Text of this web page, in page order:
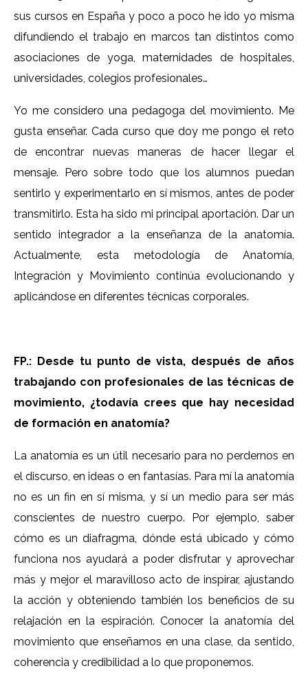
sus cursos en España y poco a poco he ido yo misma
difundiendo el trabajo en marcos tan distintos como
asociaciones de yoga, maternidades de hospitales,
universidades, colegios profesionales…
Yo me considero una pedagoga del movimiento. Me
gusta enseñar. Cada curso que doy me pongo el reto
de encontrar nuevas maneras de hacer llegar el
mensaje. Pero sobre todo que los alumnos puedan
sentirlo y experimentarlo en sí mismos, antes de poder
transmitirlo. Esta ha sido mi principal aportación. Dar un
sentido integrador a la enseñanza de la anatomía.
Actualmente, esta metodología de Anatomía,
Integración y Movimiento continúa evolucionando y
aplicándose en diferentes técnicas corporales.
FP.: Desde tu punto de vista, después de años
trabajando con profesionales de las técnicas de
movimiento, ¿todavía crees que hay necesidad
de formación en anatomía?
La anatomía es un útil necesario para no perdernos en
el discurso, en ideas o en fantasías. Para mí la anatomía
no es un fin en sí misma, y sí un medio para ser más
conscientes de nuestro cuerpo. Por ejemplo, saber
cómo es un diafragma, dónde está ubicado y cómo
funciona nos ayudará a poder disfrutar y aprovechar
más y mejor el maravilloso acto de inspirar, ajustando
la acción y obteniendo también los beneficios de su
relajación en la espiración. Conocer la anatomía del
movimiento que enseñamos en una clase, da sentido,
coherencia y credibilidad a lo que proponemos.